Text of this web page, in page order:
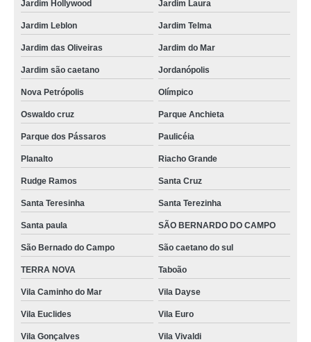
Jardim Hollywood Jardim Laura
Jardim Leblon Jardim Telma
Jardim das Oliveiras Jardim do Mar
Jardim são caetano Jordanópolis
Nova Petrópolis Olímpico
Oswaldo cruz Parque Anchieta
Parque dos Pássaros Paulicéia
Planalto Riacho Grande
Rudge Ramos Santa Cruz
Santa Teresinha Santa Terezinha
Santa paula SÃO BERNARDO DO CAMPO
São Bernado do Campo São caetano do sul
TERRA NOVA Taboão
Vila Caminho do Mar Vila Dayse
Vila Euclides Vila Euro
Vila Gonçalves Vila Vivaldi